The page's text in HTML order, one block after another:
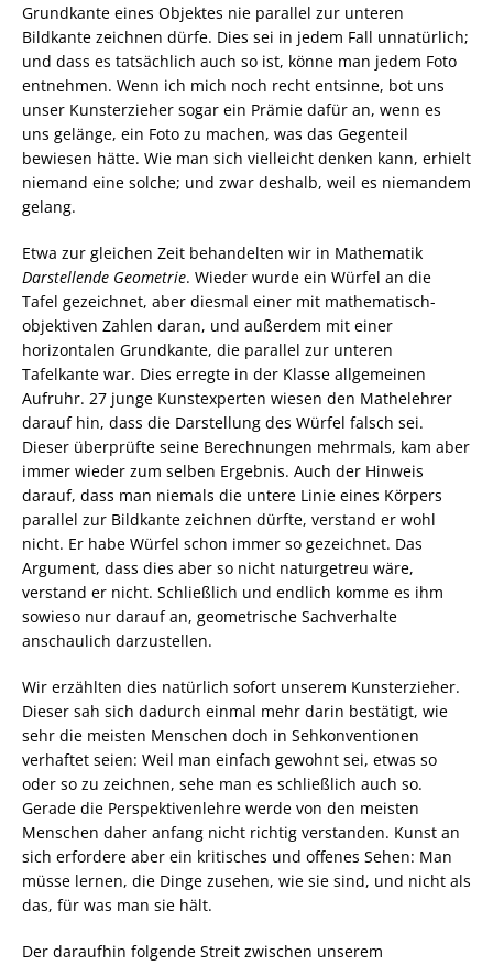
Grundkante eines Objektes nie parallel zur unteren
Bildkante zeichnen dürfe. Dies sei in jedem Fall unnatürlich;
und dass es tatsächlich auch so ist, könne man jedem Foto
entnehmen. Wenn ich mich noch recht entsinne, bot uns
unser Kunsterzieher sogar ein Prämie dafür an, wenn es
uns gelänge, ein Foto zu machen, was das Gegenteil
bewiesen hätte. Wie man sich vielleicht denken kann, erhielt
niemand eine solche; und zwar deshalb, weil es niemandem
gelang.
Etwa zur gleichen Zeit behandelten wir in Mathematik
Darstellende Geometrie. Wieder wurde ein Würfel an die
Tafel gezeichnet, aber diesmal einer mit mathematisch-
objektiven Zahlen daran, und außerdem mit einer
horizontalen Grundkante, die parallel zur unteren
Tafelkante war. Dies erregte in der Klasse allgemeinen
Aufruhr. 27 junge Kunstexperten wiesen den Mathelehrer
darauf hin, dass die Darstellung des Würfel falsch sei.
Dieser überprüfte seine Berechnungen mehrmals, kam aber
immer wieder zum selben Ergebnis. Auch der Hinweis
darauf, dass man niemals die untere Linie eines Körpers
parallel zur Bildkante zeichnen dürfte, verstand er wohl
nicht. Er habe Würfel schon immer so gezeichnet. Das
Argument, dass dies aber so nicht naturgetreu wäre,
verstand er nicht. Schließlich und endlich komme es ihm
sowieso nur darauf an, geometrische Sachverhalte
anschaulich darzustellen.
Wir erzählten dies natürlich sofort unserem Kunsterzieher.
Dieser sah sich dadurch einmal mehr darin bestätigt, wie
sehr die meisten Menschen doch in Sehkonventionen
verhaftet seien: Weil man einfach gewohnt sei, etwas so
oder so zu zeichnen, sehe man es schließlich auch so.
Gerade die Perspektivenlehre werde von den meisten
Menschen daher anfang nicht richtig verstanden. Kunst an
sich erfordere aber ein kritisches und offenes Sehen: Man
müsse lernen, die Dinge zusehen, wie sie sind, und nicht als
das, für was man sie hält.
Der daraufhin folgende Streit zwischen unserem